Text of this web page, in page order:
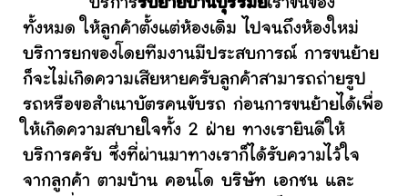
บริการรับย้ายบ้านบุรีรัมย์เราขนของ
ทั้งหมด ให้ลูกค้าตั้งแต่ห้องเดิม ไปจนถึงห้องใหม่
บริการยกของโดยทีมงานมีประสบการณ์ การขนย้าย
ก็จะไม่เกิดความเสียหายครับลูกค้าสามารถถ่ายรูป
รถหรือขอสำเนาบัตรคนขับรถ ก่อนการขนย้ายได้เพื่อ
ให้เกิดความสบายใจทั้ง 2 ฝ่าย ทางเรายินดีให้
บริการครับ ซึ่งที่ผ่านมาทางเราก็ได้รับความไว้ใจ
จากลูกค้า ตามบ้าน คอนโด บริษัท เอกชน และ